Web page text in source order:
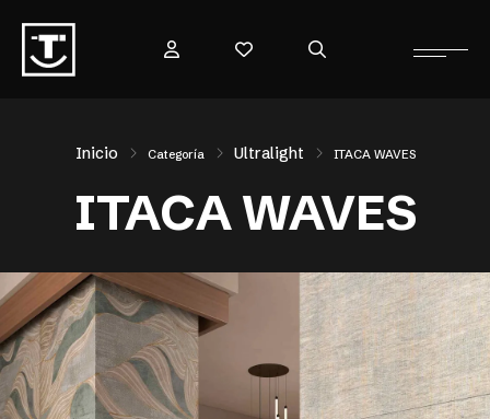
Inicio Categoría Ultralight ITACA WAVES
ITACA WAVES